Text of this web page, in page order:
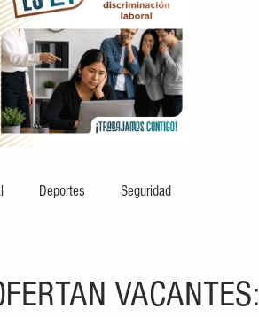
Deportes Seguridad
VACANTES: